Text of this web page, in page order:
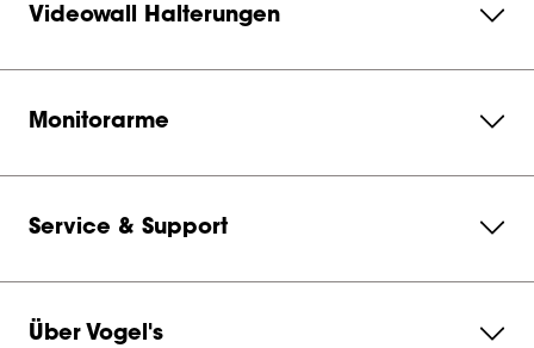
Videowall Halterungen
Monitorarme
Service & Support
Über Vogel's